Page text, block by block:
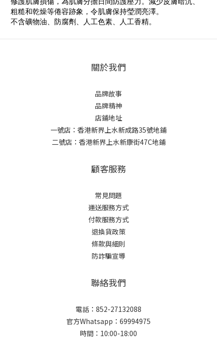
粗糙和乾燥等倦容跡象，令肌膚保持瑩潤亮澤。
不含礦物油、防腐劑、人工色素、人工香精。
關於我們
品牌故事
品牌精神
店鋪地址
一號店：香港新界上水新成路35號地鋪
二號店：香港新界上水新康街47C地鋪
顧客服務
常見問題
運送服務方式
付款服務方式
退換貨政策
條款與細則
防詐騙宣導
聯絡我們
電話：852-27132088
官方Whatsapp：69994975
時間：10:00-18:00